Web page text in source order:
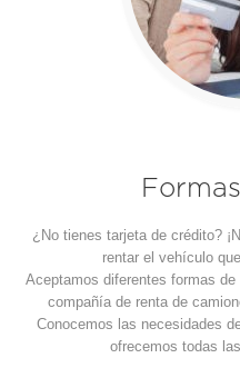
¿No tienes tarjeta de crédito?
rentar el vehículo
Aceptamos diferentes formas
compañía de renta de
Conocemos las necesidades
ofrecemos todas